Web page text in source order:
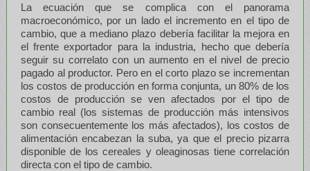
La ecuación que se complica con el panorama
macroeconómico, por un lado el incremento en el tipo de
cambio, que a mediano plazo debería facilitar la mejora en
el frente exportador para la industria, hecho que debería
seguir su correlato con un aumento en el nivel de precio
pagado al productor. Pero en el corto plazo se incrementan
los costos de producción en forma conjunta, un 80% de los
costos de producción se ven afectados por el tipo de
cambio real (los sistemas de producción más intensivos
son consecuentemente los más afectados), los costos de
alimentación encabezan la suba, ya que el precio pizarra
disponible de los cereales y oleaginosas tiene correlación
directa con el tipo de cambio.